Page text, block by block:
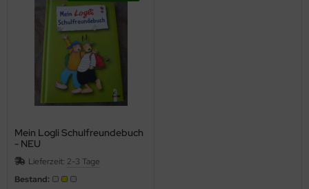
Mein Logli Schulfreundebuch
- NEU
Lieferzeit: 2-3 Tage
Bestand: